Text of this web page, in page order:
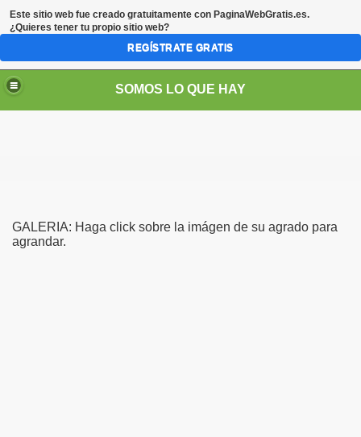
SOMOS LO QUE HAY
GALERIA: Haga click sobre la imágen de su agrado para
agrandar.
Este sitio web fue creado gratuitamente con PaginaWebGratis.es.
¿Quieres tener tu propio sitio web?
REGÍSTRATE GRATIS